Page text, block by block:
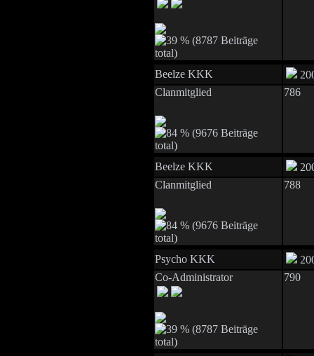
Beelze KKK
Clanmitglied
786
Beelze KKK
Clanmitglied
788
Psycho KKK
Co-Administrator
790